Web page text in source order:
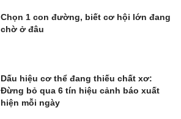
Chọn 1 con đường, biết cơ hội lớn đang
chờ ở đâu
Dấu hiệu cơ thể đang thiếu chất xơ:
Đừng bỏ qua 6 tín hiệu cảnh báo xuất
hiện mỗi ngày